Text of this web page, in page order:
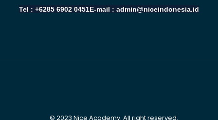
Tel : +6285 6902 0451E-mail : admin@niceindonesia.id
© 2023 Nice Academy. All right reserved.